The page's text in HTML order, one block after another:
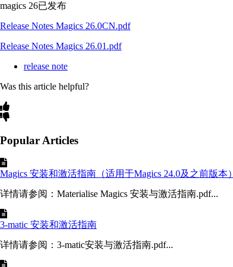
magics 26已发布
Release Notes Magics 26.0CN.pdf
Release Notes Magics 26.01.pdf
release note
Was this article helpful?
Popular Articles
Magics 安装和激活指南（适用于Magics 24.0及之前版本）
详情请参阅：Materialise Magics 安装与激活指南.pdf...
3-matic 安装和激活指南
详情请参阅：3-matic安装与激活指南.pdf...